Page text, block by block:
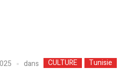
dans CULTURE Tunisie